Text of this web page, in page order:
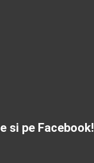
si pe Facebook!